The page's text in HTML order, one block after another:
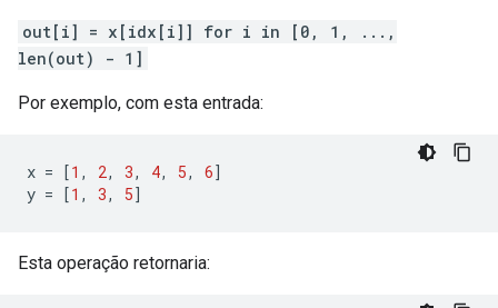
out[i] = x[idx[i]] for i in [0, 1, ...,
len(out) - 1]
Por exemplo, com esta entrada:
x = [1 , 2, 3, 4, 5, 6]
y = [1 , 3, 5]
Esta operação retornaria: